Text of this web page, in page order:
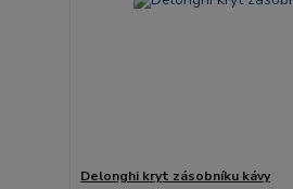
Delonghi kryt zásobníku kávy